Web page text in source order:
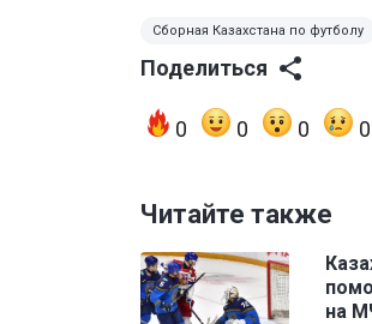
Сборная Казахстана по футболу
Поделиться
0 0 0 0
Читайте также
на